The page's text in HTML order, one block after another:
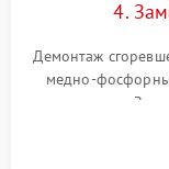
4.
Демонтаж
медно-
осушителя.
сломанных